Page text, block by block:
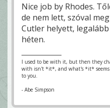
Nice job by Rhodes.
de nem lett, szóval
Cutler helyett,
héten.
I used to be with it, but then they
with isn't *it*, and what's *it* seems
to you.
- Abe Simpson